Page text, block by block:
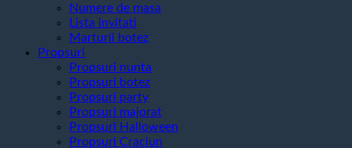
Numere de masa
Lista invitati
Marturii botez
Propsuri
Propsuri nunta
Propsuri botez
Propsuri party
Propsuri majorat
Propsuri Halloween
Propsuri Craciun